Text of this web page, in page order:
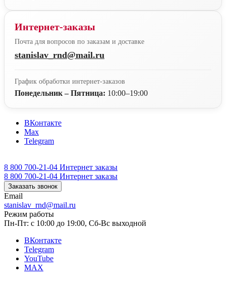
Интернет-заказы
Почта для вопросов по заказам и доставке
stanislav_rnd@mail.ru
График обработки интернет-заказов
Понедельник – Пятница: 10:00–19:00
ВКонтакте
Max
Telegram
8 800 700-21-04 Интернет заказы
8 800 700-21-04 Интернет заказы
Заказать звонок
Email
stanislav_rnd@mail.ru
Режим работы
Пн-Пт: с 10:00 до 19:00, Сб-Вс выходной
ВКонтакте
Telegram
YouTube
MAX